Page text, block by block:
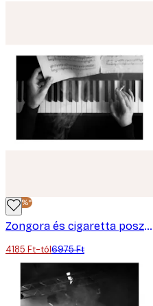
-40%*
Zongora és cigaretta poszter
4185 Ft-tól6975 Ft